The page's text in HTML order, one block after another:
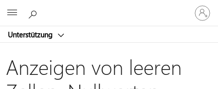
Unterstützung
Bei
Ihrem
Konto
Anzeigen von leeren